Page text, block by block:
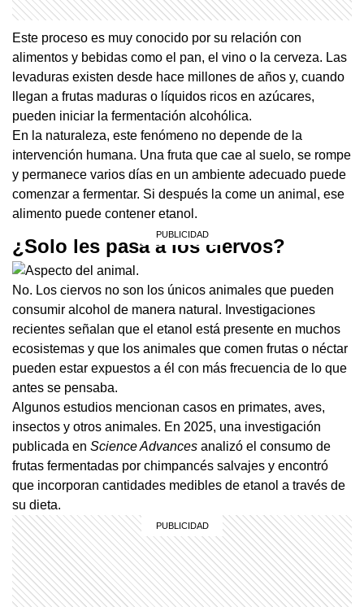
Este proceso es muy conocido por su relación con
alimentos y bebidas como el pan, el vino o la cerveza. Las
levaduras existen desde hace millones de años y, cuando
llegan a frutas maduras o líquidos ricos en azúcares,
pueden iniciar la fermentación alcohólica.
En la naturaleza, este fenómeno no depende de la
intervención humana. Una fruta que cae al suelo, se rompe
y permanece varios días en un ambiente adecuado puede
comenzar a fermentar. Si después la come un animal, ese
alimento puede contener etanol.
¿Solo les pasa a los ciervos?
No. Los ciervos no son los únicos animales que pueden
consumir alcohol de manera natural. Investigaciones
recientes señalan que el etanol está presente en muchos
ecosistemas y que los animales que comen frutas o néctar
pueden estar expuestos a él con más frecuencia de lo que
antes se pensaba.
Algunos estudios mencionan casos en primates, aves,
insectos y otros animales. En 2025, una investigación
publicada en Science Advances analizó el consumo de
frutas fermentadas por chimpancés salvajes y encontró
que incorporan cantidades medibles de etanol a través de
su dieta.